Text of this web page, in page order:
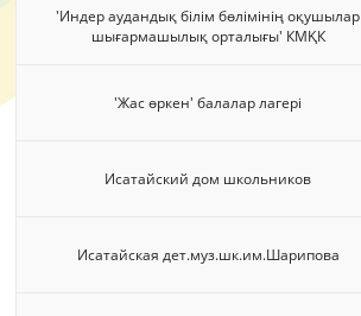
'Индер аудандық білім бөлімінің оқушылар
шығармашылық орталығы' КМҚК
'Жас өркен' балалар лагері
Исатайский дом школьников
Исатайская дет.муз.шк.им.Шарипова